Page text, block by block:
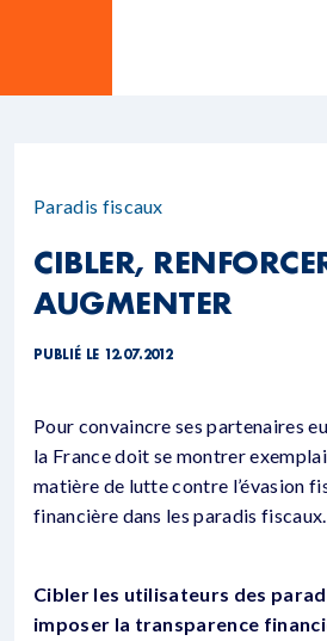
Paradis fiscaux
CIBLER,
AUGMENTER
PUBLIÉ LE 12.07.2012
Pour convaincre ses partenaires
la France doit se montrer
matière de lutte contre l’évasion
financière dans les paradis fiscaux.
Cibler les utilisateurs des
imposer la transparence